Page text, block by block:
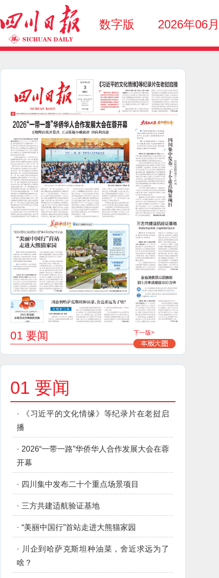
数字版 2026年06
01 要闻 下一版>
01 要闻
·
《习近平的文化情缘》等纪录片在老挝启
播
· 2026“一带一路”华侨华人合作发展大会在蓉
开幕
· 四川集中发布二十个重点场景项目
· 三方共建适航验证基地
· “美丽中国行”首站走进大熊猫家园
· 川企到哈萨克斯坦种油菜，舍近求远为了
啥？